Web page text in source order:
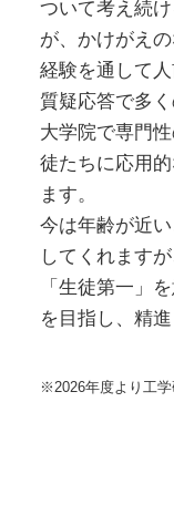
ついて考え続
が、かけがえ
経験を通して
質疑応答で多
大学院で専門
徒たちに応用
ます。
今は年齢が近
してくれます
「生徒第一」
を目指し、精進
※2026年度より工